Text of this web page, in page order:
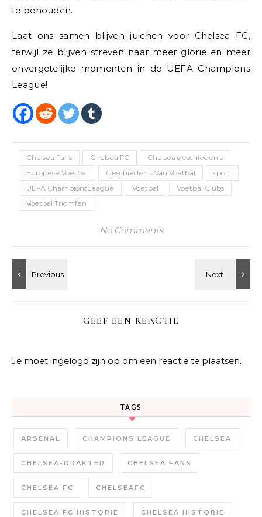
te behouden.
Laat ons samen blijven juichen voor Chelsea FC,
terwijl ze blijven streven naar meer glorie en meer
onvergetelijke momenten in de UEFA Champions
League!
Chelsea Fans Chelsea FC
Chelsea geschiedenis
Europese Voetbal
Geschiedenis Van Voetbal
sport
UEFA ChampionsLeague
Voetbal
Voetbal Clubs
Voetbal Triomfen
No Comments
GEEF EEN REACTIE
Je moet ingelogd zijn op om een reactie te plaatsen.
TAGS
ARSENAL CHAMPIONS LEAGUE CHELSEA
CHELSEA-DRAKTER CHELSEA FANS
CHELSEA FC CHELSEAFC
CHELSEA FC HISTORIE CHELSEA HISTORIE